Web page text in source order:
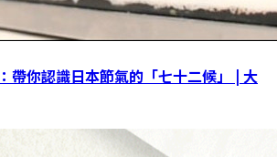
帶你認識日本節氣的「七十二候」 | 大